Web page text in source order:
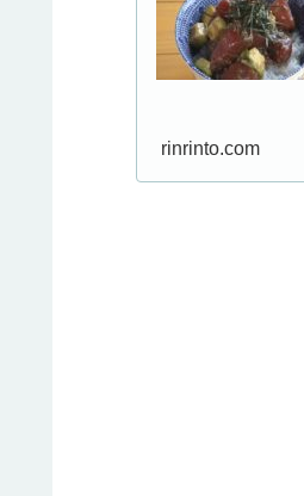
rinrinto.com